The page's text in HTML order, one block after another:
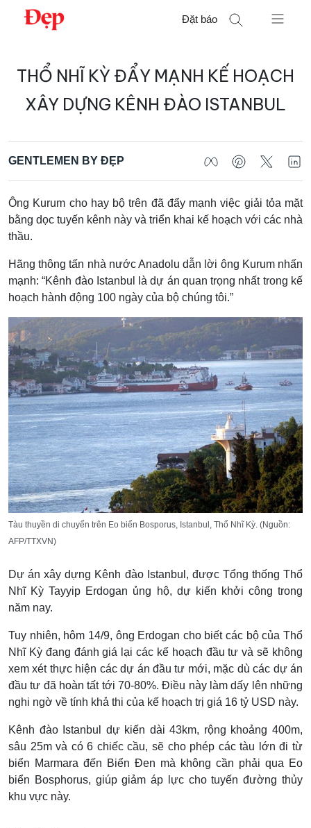
Chuyển
Đặt báo
kiếm
THỔ NHĨ KỲ ĐẨY MẠNH KẾ HOẠCH
XÂY DỰNG KÊNH ĐÀO ISTANBUL
GENTLEMEN BY ĐẸP
Ông Kurum cho hay bộ trên đã đẩy mạnh việc giải tỏa mặt
bằng dọc tuyến kênh này và triển khai kế hoạch với các nhà
thầu.
Hãng thông tấn nhà nước Anadolu dẫn lời ông Kurum nhấn
mạnh: “Kênh đào Istanbul là dự án quan trọng nhất trong kế
hoạch hành động 100 ngày của bộ chúng tôi.”
Tàu thuyền di chuyển trên Eo biển Bosporus, Istanbul, Thổ Nhĩ Kỳ. (Nguồn:
AFP/TTXVN)
Dự án xây dựng Kênh đào Istanbul, được Tổng thống Thổ
Nhĩ Kỳ Tayyip Erdogan ủng hộ, dự kiến khởi công trong
năm nay.
Tuy nhiên, hôm 14/9, ông Erdogan cho biết các bộ của Thổ
Nhĩ Kỳ đang đánh giá lại các kế hoạch đầu tư và sẽ không
xem xét thực hiện các dự án đầu tư mới, mặc dù các dự án
đầu tư đã hoàn tất tới 70-80%. Điều này làm dấy lên những
nghi ngờ về tính khả thi của kế hoạch trị giá 16 tỷ USD này.
Kênh đào Istanbul dự kiến dài 43km, rộng khoảng 400m,
sâu 25m và có 6 chiếc cầu, sẽ cho phép các tàu lớn đi từ
biển Marmara đến Biển Đen mà không cần phải qua Eo
biển Bosphorus, giúp giảm áp lực cho tuyến đường thủy
khu vực này.